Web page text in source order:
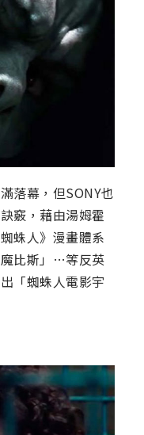
落幕，但SONY也
竅，藉由湯姆霍
蛛人》漫畫體系
比斯」…等反英
「蜘蛛人電影宇